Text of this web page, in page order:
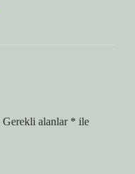
Gerekli alanlar * ile